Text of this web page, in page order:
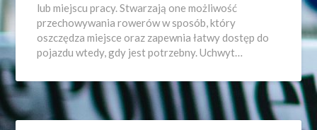
lub miejscu pracy. Stwarzają one możliwość
przechowywania rowerów w sposób, który
oszczędza miejsce oraz zapewnia łatwy dostęp do
pojazdu wtedy, gdy jest potrzebny. Uchwyt…